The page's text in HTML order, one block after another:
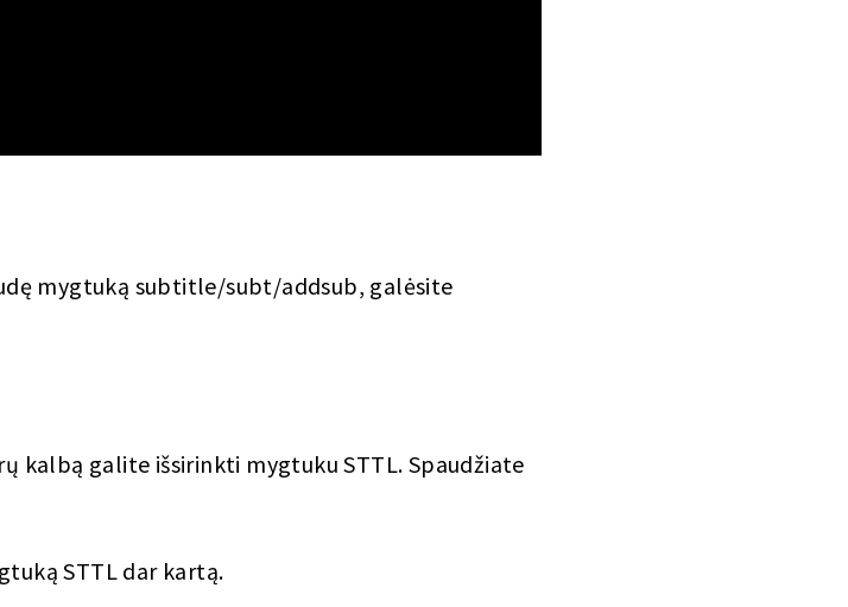
mygtuką subtitle/subt/addsub, galėsite
kalbą galite išsirinkti mygtuku STTL. Spaudžiate
STTL dar kartą.